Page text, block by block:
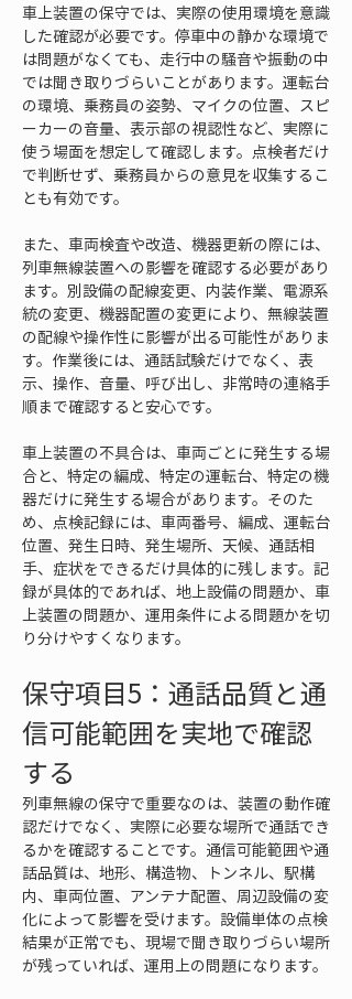
車上装置の保守では、実際の使用環境を意識
した確認が必要です。停車中の静かな環境で
は問題がなくても、走行中の騒音や振動の中
では聞き取りづらいことがあります。運転台
の環境、乗務員の姿勢、マイクの位置、スピ
ーカーの音量、表示部の視認性など、実際に
使う場面を想定して確認します。点検者だけ
で判断せず、乗務員からの意見を収集するこ
とも有効です。
また、車両検査や改造、機器更新の際には、
列車無線装置への影響を確認する必要があり
ます。別設備の配線変更、内装作業、電源系
統の変更、機器配置の変更により、無線装置
の配線や操作性に影響が出る可能性がありま
す。作業後には、通話試験だけでなく、表
示、操作、音量、呼び出し、非常時の連絡手
順まで確認すると安心です。
車上装置の不具合は、車両ごとに発生する場
合と、特定の編成、特定の運転台、特定の機
器だけに発生する場合があります。そのた
め、点検記録には、車両番号、編成、運転台
位置、発生日時、発生場所、天候、通話相
手、症状をできるだけ具体的に残します。記
録が具体的であれば、地上設備の問題か、車
上装置の問題か、運用条件による問題かを切
り分けやすくなります。
保守項目5：通話品質と通
信可能範囲を実地で確認
する
列車無線の保守で重要なのは、装置の動作確
認だけでなく、実際に必要な場所で通話でき
るかを確認することです。通信可能範囲や通
話品質は、地形、構造物、トンネル、駅構
内、車両位置、アンテナ配置、周辺設備の変
化によって影響を受けます。設備単体の点検
結果が正常でも、現場で聞き取りづらい場所
が残っていれば、運用上の問題になります。